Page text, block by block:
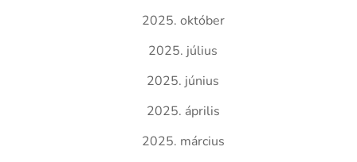
2025. október
2025. július
2025. június
2025. április
2025. március